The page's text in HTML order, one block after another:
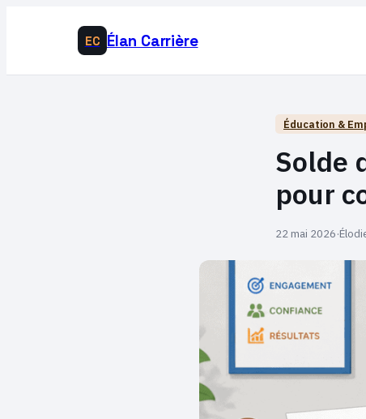
EC Élan Carrière
Éducation &
Solde
pour
22 mai 2026·